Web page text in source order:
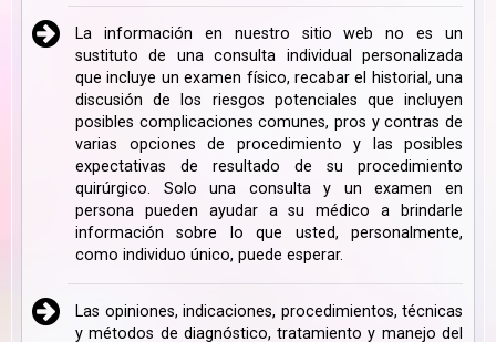
La información en nuestro sitio web no es un
sustituto de una consulta individual personalizada
que incluye un examen físico, recabar el historial, una
discusión de los riesgos potenciales que incluyen
posibles complicaciones comunes, pros y contras de
varias opciones de procedimiento y las posibles
expectativas de resultado de su procedimiento
quirúrgico. Solo una consulta y un examen en
persona pueden ayudar a su médico a brindarle
información sobre lo que usted, personalmente,
como individuo único, puede esperar.
Las opiniones, indicaciones, procedimientos, técnicas
y métodos de diagnóstico, tratamiento y manejo del